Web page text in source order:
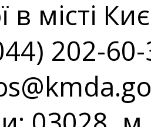
місті
202-